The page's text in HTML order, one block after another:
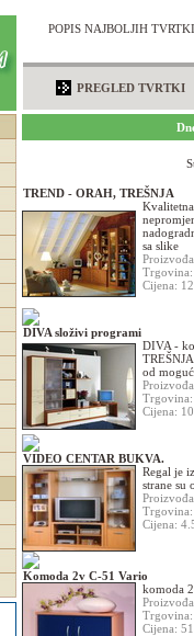
POPIS NAJBOLJIH
PREGLED TVRTKI
TREND - ORAH, TREŠNJA
sa slike
Cijena:
DIVA složivi programi
DIVA -
od
Cijena:
VIDEO CENTAR BUKVA.
Regal je
strane su
Cijena:
Komoda 2v C-51 Vario
komoda
Cijena: